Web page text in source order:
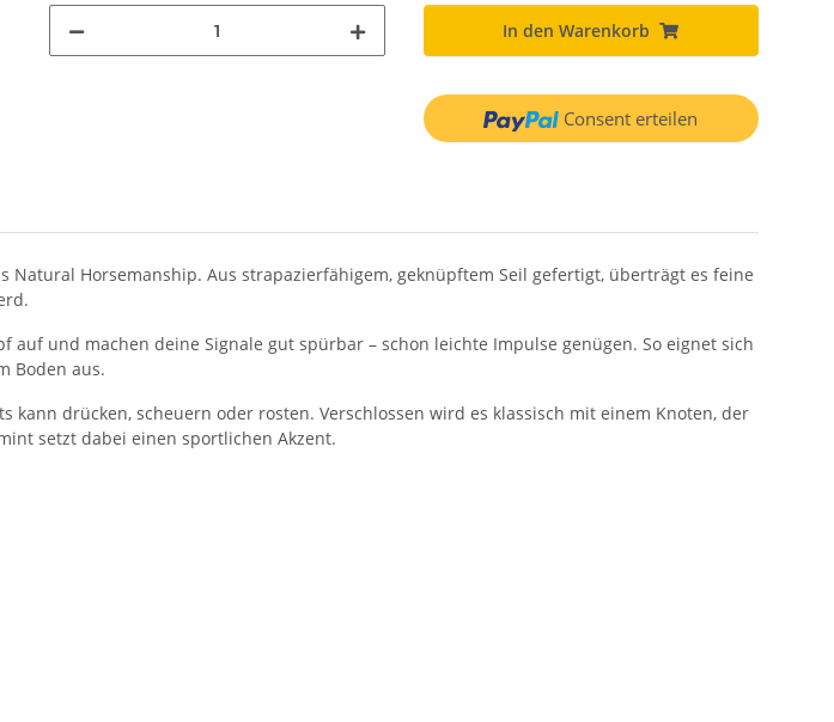
In den Warenkorb
Consent erteilen
Horsemanship. Aus strapazierfähigem, geknüpftem Seil gefertigt, überträgt es feine
und machen deine Signale gut spürbar – schon leichte Impulse genügen. So eignet sich
Boden aus.
drücken, scheuern oder rosten. Verschlossen wird es klassisch mit einem Knoten, der
setzt dabei einen sportlichen Akzent.